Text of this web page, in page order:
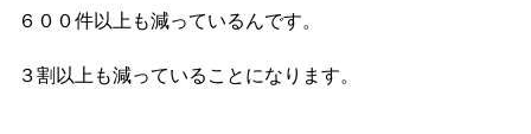
６００件以上も減っているんです。
３割以上も減っていることになります。